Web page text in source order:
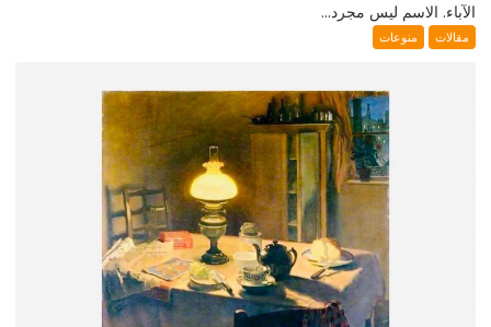
الآباء. الاسم ليس مجرد...
مقالات منوعات